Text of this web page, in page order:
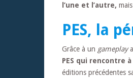
l’une et l’autre,
PES, la
Grâce à un gameplay
PES qui rencontre
éditions précédentes